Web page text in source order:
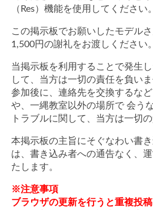
（Res）機能を使用してください。
この掲示板でお願いしたモデル
1,500円の謝礼をお渡しください。
当掲示板を利用することで発生
して、当方は一切の責任を負い
参加後に、連絡先を交換するな
や、一縄教室以外の場所で 会う
トラブルに関して、当方は一切
本掲示板の主旨にそぐなわい書
は、書き込み者への通告なく、
たします。
※注意事項
ブラウザの更新を行うと重複投